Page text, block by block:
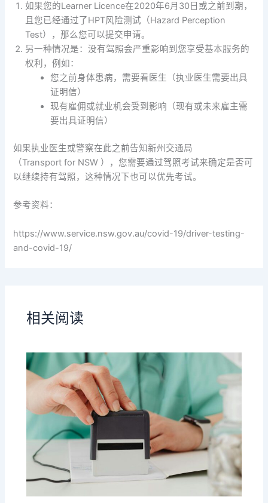
如果您的Learner Licence在2020年6月30日或之前到期，
且您已经通过了HPT风险测试（Hazard Perception
Test），那么您可以提交申请。
另一种情况是：没有驾照会严重影响到您享受基本服务的
权利，例如：
您之前身体患病，需要看医生（执业医生需要出具
证明信）
现有雇佣或就业机会受到影响（现有或未来雇主需
要出具证明信）
如果执业医生或警察在此之前告知新州交通局
（Transport for NSW ），您需要通过驾照考试来确定是否可
以继续持有驾照，这种情况下也可以优先考试。
参考资料：
https://www.service.nsw.gov.au/covid-19/driver-testing-
and-covid-19/
相关阅读